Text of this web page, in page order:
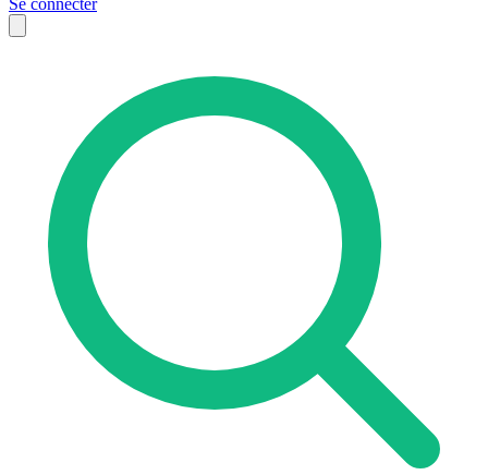
Se connecter
Conseil SEO Étude de Liens Link Building
Mentorat SEO
Comment ça marche
Langue
🇪🇸 ES
🇬🇧 EN
Se connecter